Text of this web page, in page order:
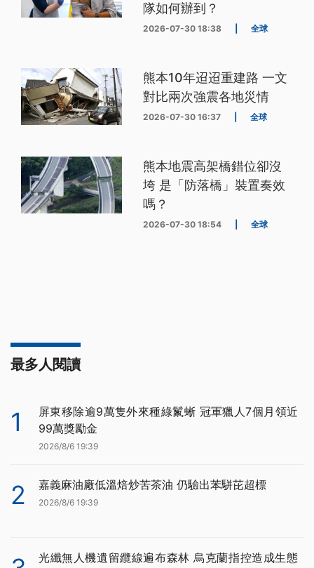
隊如何辦到？
2026-07-30 18:38 全球
熊本10年迢迢重建路 一文
對比兩次強震各地災情
2026-07-30 16:37 全球
熊本地震高架橋錯位卻沒
垮 是「防落橋」裝置奏效
嗎？
2026-07-30 18:54 全球
最多人閱讀
1
屏東移除逾9萬隻外來種綠鬣蜥 冠軍獵人7個月領近
99萬獎勵金
2026/8/6 19:39
2 嘉義麻油廠低溫焙炒苦茶油 仍驗出苯駢芘超標
2026/8/6 19:39
光纖無人機遺留纜線遍布森林 烏克蘭指控造成生態